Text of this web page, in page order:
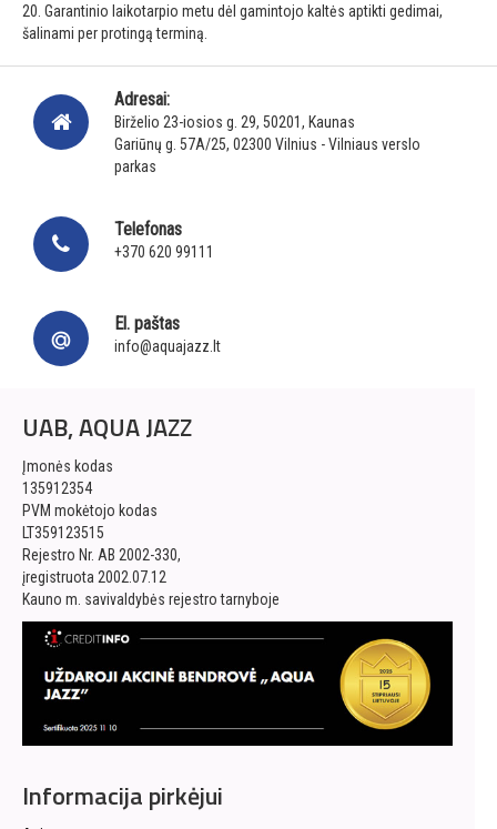
20. Garantinio laikotarpio metu dėl gamintojo kaltės aptikti gedimai,
šalinami per protingą terminą.
Adresai:
Birželio 23-iosios g. 29, 50201, Kaunas
Gariūnų g. 57A/25, 02300 Vilnius - Vilniaus verslo
parkas
Telefonas
+370 620 99111
El. paštas
info@aquajazz.lt
UAB, AQUA JAZZ
Įmonės kodas
135912354
PVM mokėtojo kodas
LT359123515
Rejestro Nr. AB 2002-330,
įregistruota 2002.07.12
Kauno m. savivaldybės rejestro tarnyboje
Informacija pirkėjui